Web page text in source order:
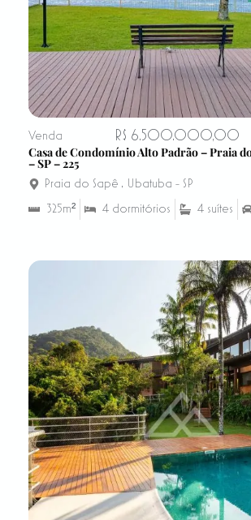
Venda
R$ 6.500.000,00
Casa de Condomínio Alto Padrão – Praia
– SP – 225
Praia do Sapê , Ubatuba - SP
325m²
4 dormitórios 4 suítes